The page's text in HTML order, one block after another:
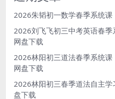
2026朱韬初一数学春季系统课
2026刘飞飞初三中考英语春季
网盘下载
2026林阳初三道法春季系统
网盘下载
2026林阳初三春季道法自主学
盘下载